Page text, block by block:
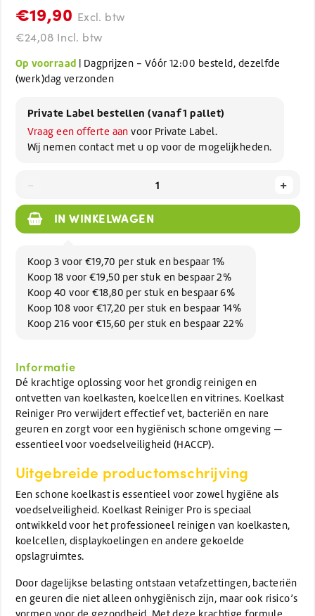
€19,90 Excl. btw
€24,08 Incl. btw
Op voorraad | Dagprijzen - Vóór 12:00 besteld, dezelfde
(werk)dag verzonden
Private Label bestellen (vanaf 1 pallet)
Vraag een offerte aan voor Private Label.
Wij nemen contact met u op voor de mogelijkheden.
+
IN WINKELWAGEN
Koop 3 voor €19,70 per stuk en bespaar 1%
Koop 18 voor €19,50 per stuk en bespaar 2%
Koop 40 voor €18,80 per stuk en bespaar 6%
Koop 108 voor €17,20 per stuk en bespaar 14%
Koop 216 voor €15,60 per stuk en bespaar 22%
Informatie
Dé krachtige oplossing voor het grondig reinigen en
ontvetten van koelkasten, koelcellen en vitrines. Koelkast
Reiniger Pro verwijdert effectief vet, bacteriën en nare
geuren en zorgt voor een hygiënisch schone omgeving —
essentieel voor voedselveiligheid (HACCP).
Uitgebreide productomschrijving
Een schone koelkast is essentieel voor zowel hygiëne als
voedselveiligheid. Koelkast Reiniger Pro is speciaal
ontwikkeld voor het professioneel reinigen van koelkasten,
koelcellen, displaykoelingen en andere gekoelde
opslagruimtes.
Door dagelijkse belasting ontstaan vetafzettingen, bacteriën
en geuren die niet alleen onhygiënisch zijn, maar ook risico’s